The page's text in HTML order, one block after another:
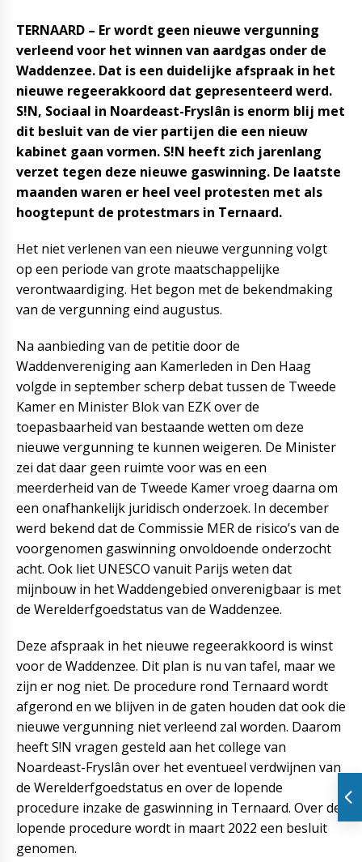
TERNAARD – Er wordt geen nieuwe vergunning
verleend voor het winnen van aardgas onder de
Waddenzee. Dat is een duidelijke afspraak in het
nieuwe regeerakkoord dat gepresenteerd werd.
S!N, Sociaal in Noardeast-Fryslân is enorm blij met
dit besluit van de vier partijen die een nieuw
kabinet gaan vormen. S!N heeft zich jarenlang
verzet tegen deze nieuwe gaswinning. De laatste
maanden waren er heel veel protesten met als
hoogtepunt de protestmars in Ternaard.
Het niet verlenen van een nieuwe vergunning volgt
op een periode van grote maatschappelijke
verontwaardiging. Het begon met de bekendmaking
van de vergunning eind augustus.
Na aanbieding van de petitie door de
Waddenvereniging aan Kamerleden in Den Haag
volgde in september scherp debat tussen de Tweede
Kamer en Minister Blok van EZK over de
toepasbaarheid van bestaande wetten om deze
nieuwe vergunning te kunnen weigeren. De Minister
zei dat daar geen ruimte voor was en een
meerderheid van de Tweede Kamer vroeg daarna om
een onafhankelijk juridisch onderzoek. In december
werd bekend dat de Commissie MER de risico’s van de
voorgenomen gaswinning onvoldoende onderzocht
acht. Ook liet UNESCO vanuit Parijs weten dat
mijnbouw in het Waddengebied onverenigbaar is met
de Werelderfgoedstatus van de Waddenzee.
Deze afspraak in het nieuwe regeerakkoord is winst
voor de Waddenzee. Dit plan is nu van tafel, maar we
zijn er nog niet. De procedure rond Ternaard wordt
afgerond en we blijven in de gaten houden dat ook die
nieuwe vergunning niet verleend zal worden. Daarom
heeft S!N vragen gesteld aan het college van
Noardeast-Fryslân over het eventueel verdwijnen van
de Werelderfgoedstatus en over de lopende
procedure inzake de gaswinning in Ternaard. Over de
lopende procedure wordt in maart 2022 een besluit
genomen.